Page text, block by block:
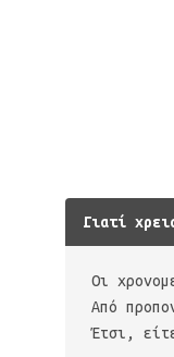
Γιατί
Οι
Από
Έτσι,